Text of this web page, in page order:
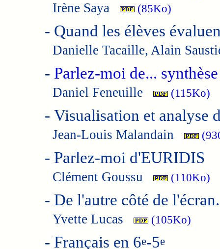
Irène Saya (85Ko)
- Quand les élèves
Danielle Tacaille, Alain
- Parlez-moi de...
Daniel Feneuille (115Ko)
- Visualisation et analyse
Jean-Louis Malandain
- Parlez-moi d'EURIDIS
Clément Goussu (110Ko)
- De l'autre côté de
Yvette Lucas (105Ko)
- Français en 6e-5e